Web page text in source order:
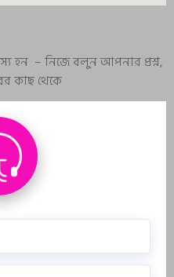
হন – নিজে বলুন আপনার প্রশ্ন,
কাছ থেকে